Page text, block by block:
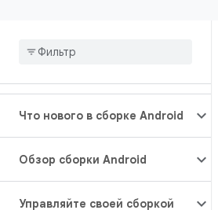
Что нового в сборке Android
Обзор сборки Android
Управляйте своей сборкой